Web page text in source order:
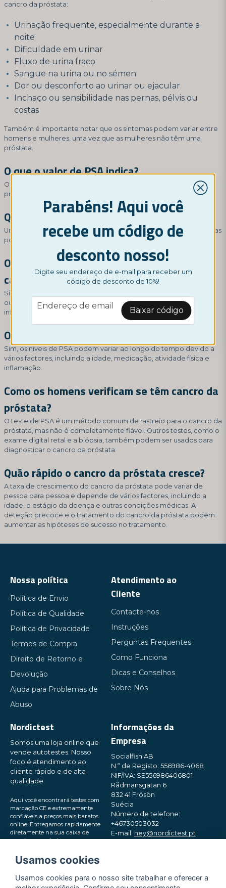
cancro da próstata:
Urinação frequente, especialmente durante a
noite
Dificuldade em urinar
Fluxo de urina fraco
Sangue na urina ou no sémen
Dor ou desconforto ao urinar ou ejacular
Inchaço ou sensibilidade nas pernas, pélvis ou
costas
Também é importante notar que os sintomas podem variar entre
homens e mulheres, uma vez que as mulheres não têm uma
próstata.
O que o valor de PSA indica?
O valor de PSA pode indicar um risco aumentado de cancro da
próstata ou outras alterações na glândula da próstata.
Qual deve ser o valor normal de PSA?
Um valor normal de PSA geralmente fica abaixo de 4,0 ng/mL, mas
pode variar com a idade e outros factores.
Os homens podem ter um PSA elevado sem
cancro?
Sim, níveis elevados de PSA também podem ser causados por
outras alterações na glândula da próstata, incluindo inflamação,
infeção ou hiperplasia benigna da próstata.
O PSA pode variar para cima e para baixo?
Sim, os níveis de PSA podem variar ao longo do tempo devido a
vários factores, incluindo a idade, medicação, atividade física e
inflamação.
Como os homens verificam se têm cancro da
próstata?
O teste de PSA é um método comum de rastreio para o cancro da
próstata, mas não é completamente fiável. Outros testes, como o
exame digital retal e a biópsia, também podem ser usados para
diagnosticar o cancro da próstata.
Quão rápido o cancro da próstata cresce?
A taxa de crescimento do cancro da próstata pode variar de
pessoa para pessoa e depende de vários factores, incluindo a
idade, o estágio da doença e outras condições médicas. A
deteção precoce e o tratamento do cancro da próstata podem
aumentar as hipóteses de sucesso no tratamento.
Parabéns! Aqui você
recebe um código de
desconto nosso!
Digite seu endereço de e-mail para receber um
código de desconto de 10%!
email
Endereço de email Baixar código
Nossa política
Política de Envio
Política de Qualidade
Política de Privacidade
Termos de Compra
Direito de Retorno e
Devolução
Ajuda para Problemas de
Abuso
Atendimento ao
Cliente
Contacte-nos
Instruções
Perguntas Frequentes
Como Funciona
Dicas e Conselhos
Sobre Nós
Nordictest
Somos uma loja online que
vende autotestes. Nosso
foco é atendimento ao
cliente rápido e de alta
qualidade.
Aqui você encontrará testes com
marcação CE e extremamente
confiáveis ​​a preços mais baratos
online. Entregamos rapidamente
diretamente na sua caixa de
correio, em embalagens pequenas
Informações da
Empresa
Socialfish AB
N.º de Registo: 556986-4068
NIF/IVA: SE556986406801
Rådmansgatan 6
832 41 Frösön
Suécia
Número de telefone:
+46730503032
E-mail: hey@nordictest.pt
Usamos cookies
Usamos cookies para o nosso site trabalhar e oferecer a